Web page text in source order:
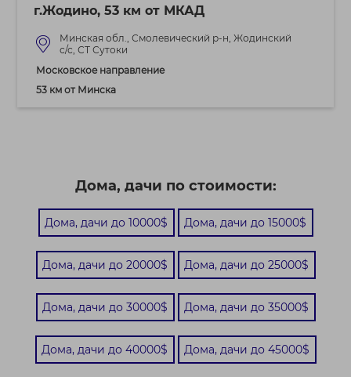
г.Жодино, 53 км от МКАД
Минская обл., Смолевический р-н, Жодинский
с/с, СТ Сутоки
Московское направление
53 км от Минска
Дома, дачи по стоимости:
Дома, дачи до 10000$ Дома, дачи до 15000$
Дома, дачи до 20000$ Дома, дачи до 25000$
Дома, дачи до 30000$ Дома, дачи до 35000$
Дома, дачи до 40000$ Дома, дачи до 45000$